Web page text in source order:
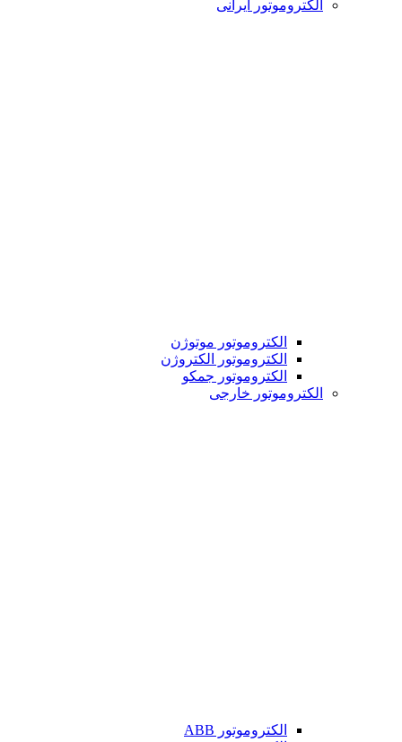
الکتروموتور ایرانی
الکتروموتور موتوژن
الکتروموتور الکتروژن
الکتروموتور جمکو
الکتروموتور خارجی
الکتروموتور ABB